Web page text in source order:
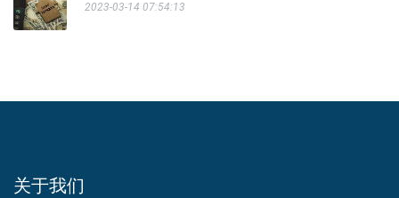
2023-03-14 07:54:13
关于我们